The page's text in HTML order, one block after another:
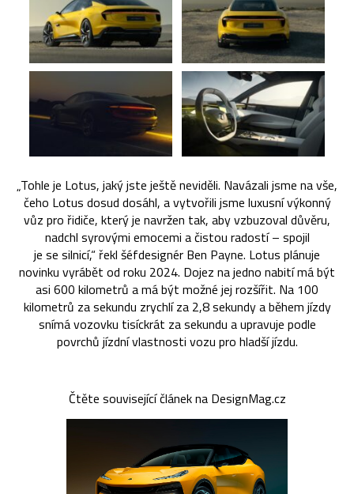
„Tohle je Lotus, jaký jste ještě neviděli. Navázali jsme na vše,
čeho Lotus dosud dosáhl, a vytvořili jsme luxusní výkonný
vůz pro řidiče, který je navržen tak, aby vzbuzoval důvěru,
nadchl syrovými emocemi a čistou radostí – spojil
je se silnicí,“ řekl šéfdesignér Ben Payne. Lotus plánuje
novinku vyrábět od roku 2024. Dojez na jedno nabití má být
asi 600 kilometrů a má být možné jej rozšířit. Na 100
kilometrů za sekundu zrychlí za 2,8 sekundy a během jízdy
snímá vozovku tisíckrát za sekundu a upravuje podle
povrchů jízdní vlastnosti vozu pro hladší jízdu.
Čtěte související článek na DesignMag.cz